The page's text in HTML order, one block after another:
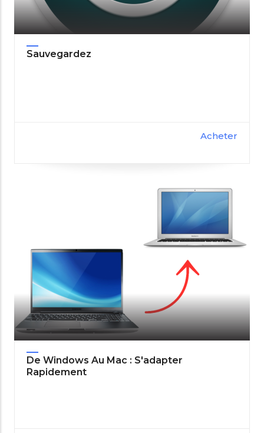
Sauvegardez
Acheter
De Windows Au Mac : S'adapter
Rapidement